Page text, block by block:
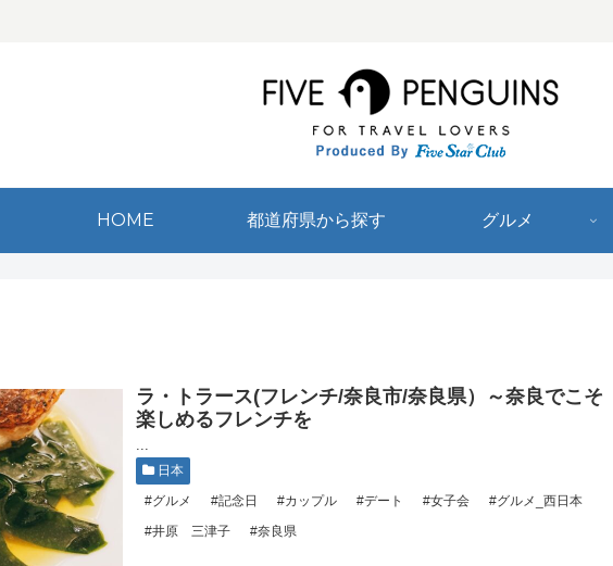
HOME 都道府県から探す グルメ
ラ・トラース(フレンチ/奈良市/奈良県）～奈良でこそ
楽しめるフレンチを
...
日本
#グルメ
#記念日 #カップル #デート #女子会
#グルメ_西日本
#井原 三津子
#奈良県